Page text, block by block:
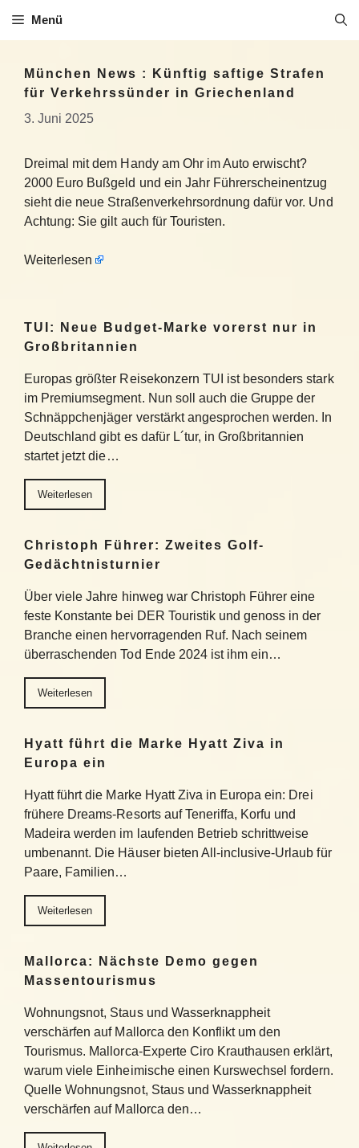
Inhalt
Menü
München News : Künftig saftige Strafen
für Verkehrssünder in Griechenland
3. Juni 2025
Dreimal mit dem Handy am Ohr im Auto erwischt?
2000 Euro Bußgeld und ein Jahr Führerscheinentzug
sieht die neue Straßenverkehrsordnung dafür vor. Und
Achtung: Sie gilt auch für Touristen.
Weiterlesen
TUI: Neue Budget-Marke vorerst nur in
Großbritannien
Europas größter Reisekonzern TUI ist besonders stark
im Premiumsegment. Nun soll auch die Gruppe der
Schnäppchenjäger verstärkt angesprochen werden. In
Deutschland gibt es dafür L´tur, in Großbritannien
startet jetzt die…
Weiterlesen
Christoph Führer: Zweites Golf-
Gedächtnisturnier
Über viele Jahre hinweg war Christoph Führer eine
feste Konstante bei DER Touristik und genoss in der
Branche einen hervorragenden Ruf. Nach seinem
überraschenden Tod Ende 2024 ist ihm ein…
Weiterlesen
Hyatt führt die Marke Hyatt Ziva in
Europa ein
Hyatt führt die Marke Hyatt Ziva in Europa ein: Drei
frühere Dreams-Resorts auf Teneriffa, Korfu und
Madeira werden im laufenden Betrieb schrittweise
umbenannt. Die Häuser bieten All-inclusive-Urlaub für
Paare, Familien…
Weiterlesen
Mallorca: Nächste Demo gegen
Massentourismus
Wohnungsnot, Staus und Wasserknappheit
verschärfen auf Mallorca den Konflikt um den
Tourismus. Mallorca-Experte Ciro Krauthausen erklärt,
warum viele Einheimische einen Kurswechsel fordern.
Quelle Wohnungsnot, Staus und Wasserknappheit
verschärfen auf Mallorca den…